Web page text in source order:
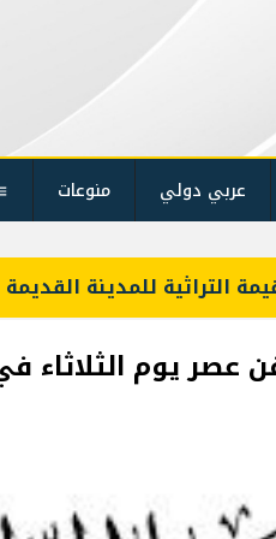
عربي دولي منوعات
للمدينة القديمة
الثلاثاء في 19 ايار